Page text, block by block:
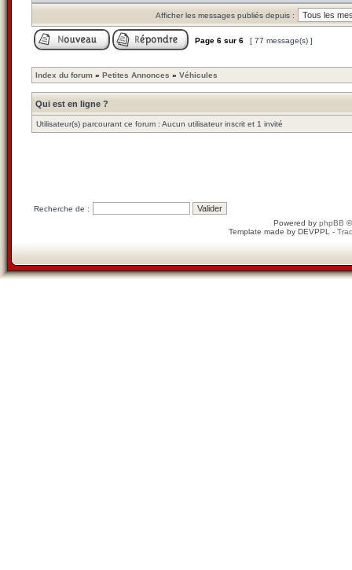
Afficher les messages publiés depuis :
Page 6 sur 6 [ 77 message(s) ]
Index du forum » Petites Annonces » Véhicules
Qui est en ligne ?
Utilisateur(s) parcourant ce forum : Aucun utilisateur inscrit et 1 invité
Recherche de :
Powered by phpBB
Template made by DEVPPL -